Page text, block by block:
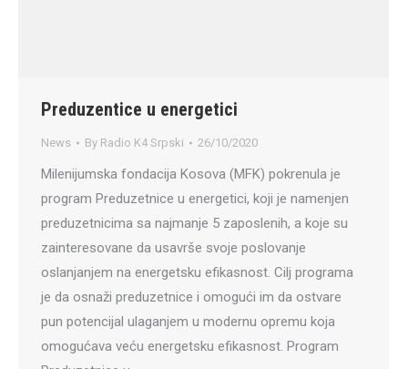
Preduzentice u energetici
News By Radio K4 Srpski 26/10/2020
Milenijumska fondacija Kosova (MFK) pokrenula je
program Preduzetnice u energetici, koji je namenjen
preduzetnicima sa najmanje 5 zaposlenih, a koje su
zainteresovane da usavrše svoje poslovanje
oslanjanjem na energetsku efikasnost. Cilj programa
je da osnaži preduzetnice i omogući im da ostvare
pun potencijal ulaganjem u modernu opremu koja
omogućava veću energetsku efikasnost. Program